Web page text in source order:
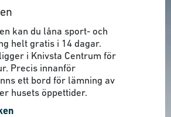
kan du låna sport- och
helt gratis i 14 dagar.
i Knivsta Centrum för
Precis innanför
ett bord för lämning av
husets öppettider.